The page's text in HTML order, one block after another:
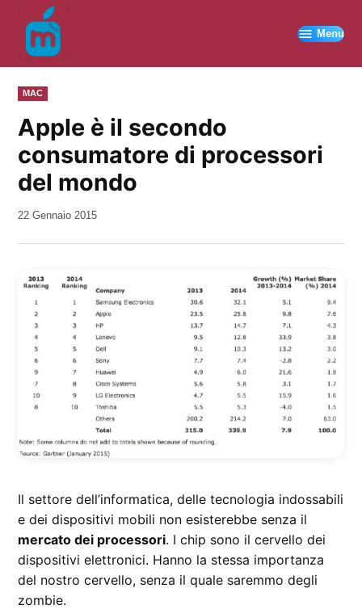
contenuto
Menu
PUBBLICATO
IN
MAC
Apple è il secondo
consumatore di processori
del mondo
da
22 Gennaio 2015
Il settore dell’informatica, delle tecnologia indossabili
e dei dispositivi mobili non esisterebbe senza il
mercato dei processori. I chip sono il cervello dei
dispositivi elettronici. Hanno la stessa importanza
del nostro cervello, senza il quale saremmo degli
zombie.